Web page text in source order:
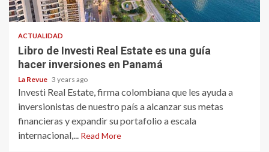
ACTUALIDAD
Libro de Investi Real Estate es una guía
hacer inversiones en Panamá
La Revue 3 years ago
Investi Real Estate, firma colombiana que les ayuda a
inversionistas de nuestro país a alcanzar sus metas
financieras y expandir su portafolio a escala
internacional,... Read More